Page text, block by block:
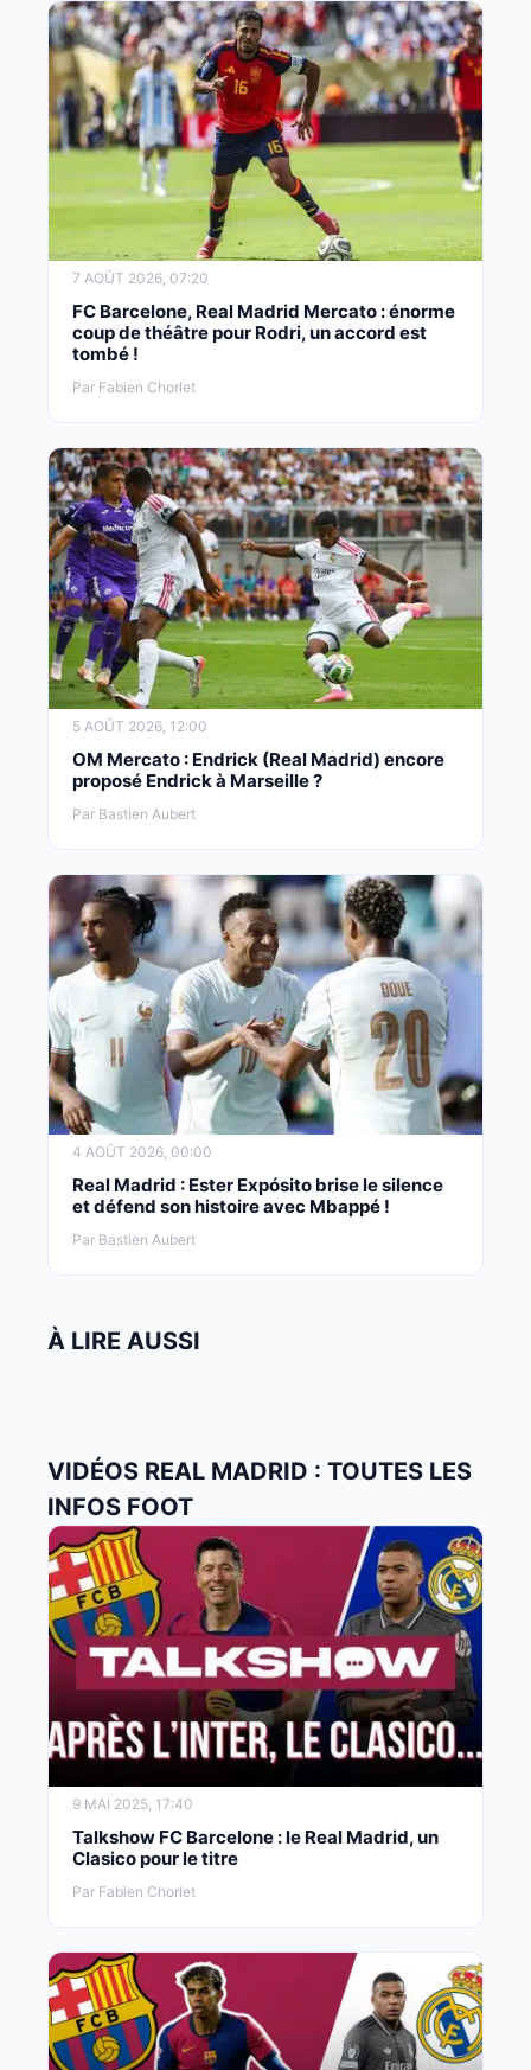
7 AOÛT 2026, 07:20
FC Barcelone, Real Madrid Mercato : énorme
coup de théâtre pour Rodri, un accord est
tombé !
Par Fabien Chorlet
5 AOÛT 2026, 12:00
OM Mercato : Endrick (Real Madrid) encore
proposé Endrick à Marseille ?
Par Bastien Aubert
4 AOÛT 2026, 00:00
Real Madrid : Ester Expósito brise le silence
et défend son histoire avec Mbappé !
Par Bastien Aubert
À LIRE AUSSI
VIDÉOS REAL MADRID : TOUTES LES
INFOS FOOT
9 MAI 2025, 17:40
Talkshow FC Barcelone : le Real Madrid, un
Clasico pour le titre
Par Fabien Chorlet